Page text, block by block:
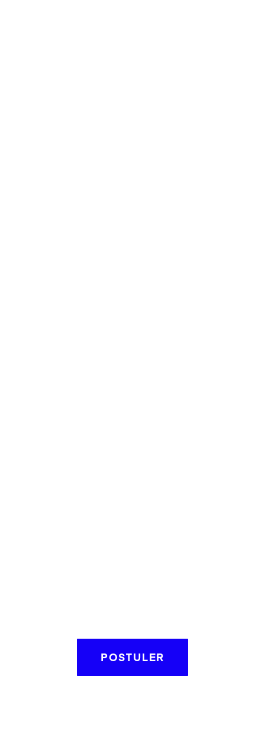
POSTULER